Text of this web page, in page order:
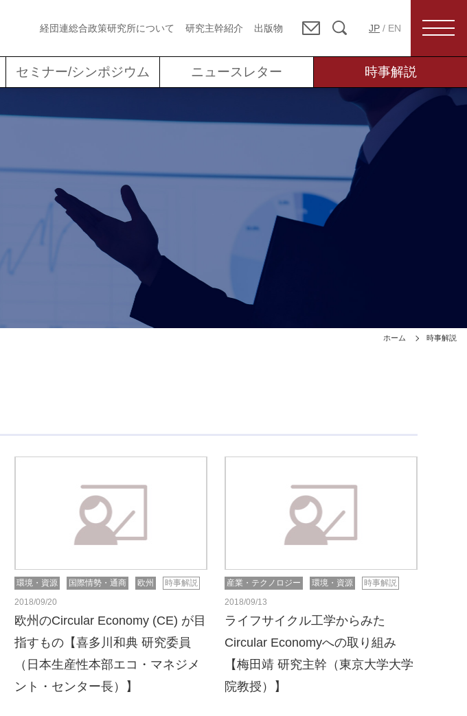
経団連総合政策研究所について 研究主幹紹介 出版物 JP / EN
セミナー/シンポジウム ニュースレター 時事解説
ホーム 時事解説
環境・資源 国際情勢・通商 欧州
時事解説
2018/09/20
欧州のCircular Economy (CE) が目
指すもの【喜多川和典 研究委員
（日本生産性本部エコ・マネジメ
ント・センター長）】
産業・テクノロジー 環境・資源
時事解説
2018/09/13
ライフサイクル工学からみた
Circular Economyへの取り組み
【梅田靖 研究主幹（東京大学大学
院教授）】